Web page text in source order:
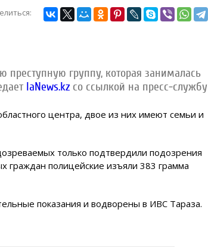
группу, которая занималась
IaNews.kz со ссылкой на пресс-службу
центра, двое из них имеют семьи и
только подтвердили подозрения
граждан полицейские изъяли 383 грамма
показания и водворены в ИВС Тараза.